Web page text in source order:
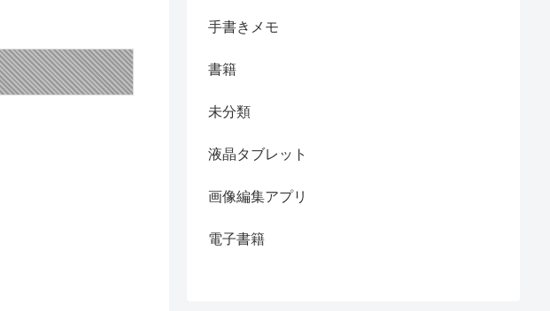
手書きメモ
書籍
未分類
液晶タブレット
画像編集アプリ
電子書籍